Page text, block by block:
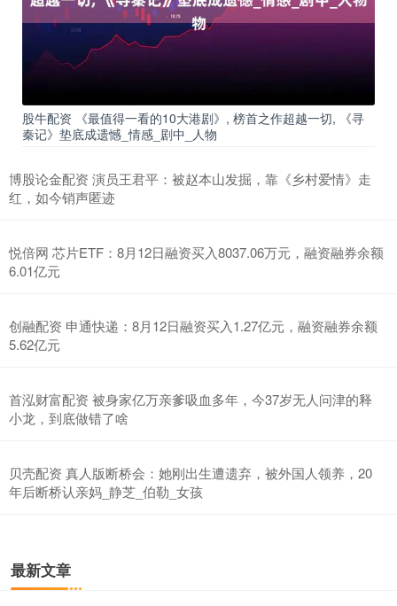
股牛配资 《最值得一看的10大港剧》, 榜首之作超越一切, 《寻
秦记》垫底成遗憾_情感_剧中_人物
博股论金配资 演员王君平：被赵本山发掘，靠《乡村爱情》走
红，如今销声匿迹
悦倍网 芯片ETF：8月12日融资买入8037.06万元，融资融券余额
6.01亿元
创融配资 申通快递：8月12日融资买入1.27亿元，融资融券余额
5.62亿元
首泓财富配资 被身家亿万亲爹吸血多年，今37岁无人问津的释
小龙，到底做错了啥
贝壳配资 真人版断桥会：她刚出生遭遗弃，被外国人领养，20
年后断桥认亲妈_静芝_伯勒_女孩
最新文章